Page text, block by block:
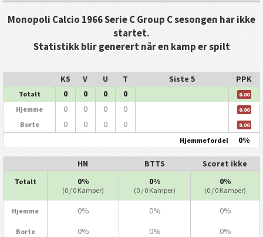
Monopoli Calcio 1966 Serie C Group C sesongen har ikke
startet.
Statistikk blir generert når en kamp er spilt
KS V U T Siste 5 PPK
Totalt 0 0 0 0 0.00
Hjemme 0 0 0 0 0.00
Borte 0 0 0 0 0.00
Hjemmefordel 0%
HN BTTS Scoret ikke
Totalt 0%
(0 / 0 Kamper)
0%
(0 / 0 Kamper)
0%
(0 / 0 Kamper)
Hjemme 0% 0% 0%
Borte 0% 0% 0%